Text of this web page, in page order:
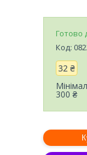
Готово
Код:
32 ₴
300 ₴